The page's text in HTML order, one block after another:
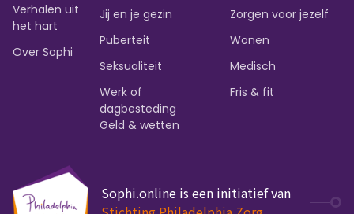
Verhalen uit
het hart
Over Sophi
Jij en je gezin
Puberteit
Seksualiteit
Werk of
dagbesteding
Zorgen voor jezelf
Wonen
Medisch
Fris & fit
Geld & wetten
Sophi.online is een initiatief van